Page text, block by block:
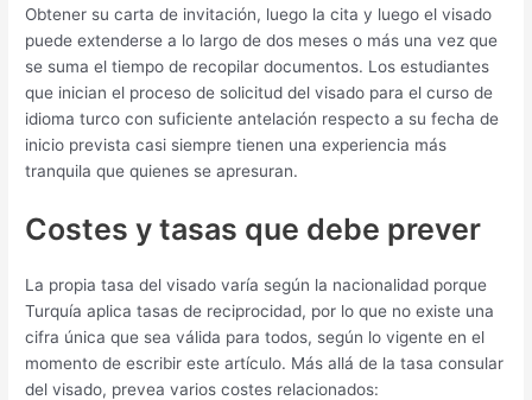
Obtener su carta de invitación, luego la cita y luego el visado
puede extenderse a lo largo de dos meses o más una vez que
se suma el tiempo de recopilar documentos. Los estudiantes
que inician el proceso de solicitud del visado para el curso de
idioma turco con suficiente antelación respecto a su fecha de
inicio prevista casi siempre tienen una experiencia más
tranquila que quienes se apresuran.
Costes y tasas que debe prever
La propia tasa del visado varía según la nacionalidad porque
Turquía aplica tasas de reciprocidad, por lo que no existe una
cifra única que sea válida para todos, según lo vigente en el
momento de escribir este artículo. Más allá de la tasa consular
del visado, prevea varios costes relacionados: